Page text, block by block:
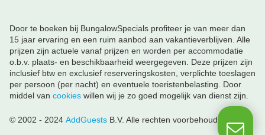
Door te boeken bij BungalowSpecials profiteer je van meer dan
15 jaar ervaring en een ruim aanbod aan vakantieverblijven. Alle
prijzen zijn actuele vanaf prijzen en worden per accommodatie
o.b.v. plaats- en beschikbaarheid weergegeven. Deze prijzen zijn
inclusief btw en exclusief reserveringskosten, verplichte toeslagen
per persoon (per nacht) en eventuele toeristenbelasting. Door
middel van cookies willen wij je zo goed mogelijk van dienst zijn.
© 2002 - 2024 AddGuests B.V. Alle rechten voorbehouden.